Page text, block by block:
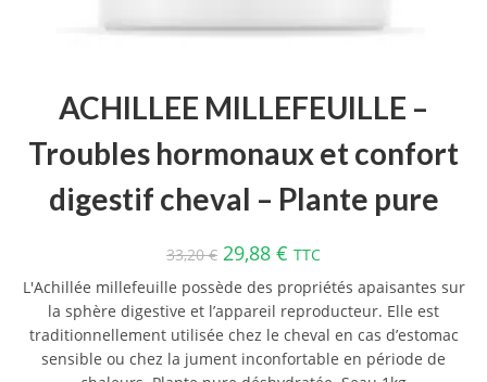
ACHILLEE MILLEFEUILLE –
Troubles hormonaux et confort
digestif cheval – Plante pure
33,20€ 29,88 € TTC
L'Achillée millefeuille possède des propriétés apaisantes sur
la sphère digestive et l’appareil reproducteur. Elle est
traditionnellement utilisée chez le cheval en cas d’estomac
sensible ou chez la jument inconfortable en période de